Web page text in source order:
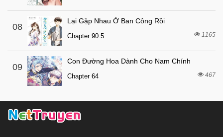
08
Lại Gặp Nhau Ở Ban Công Rồi
Chapter 90.5 1165
09
Con Đường Hoa Dành Cho Nam Chính
Chapter 64 467